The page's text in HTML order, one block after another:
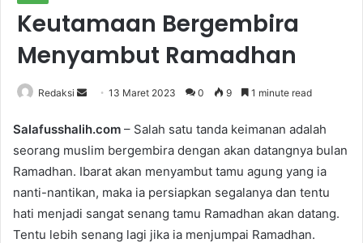
Keutamaan Bergembira
Menyambut Ramadhan
Redaksi
n
d
a
n
e
13 Maret 2023 0 9 1 minute read
Salafusshalih.com – Salah satu tanda keimanan adalah
seorang muslim bergembira dengan akan datangnya bulan
Ramadhan. Ibarat akan menyambut tamu agung yang ia
nanti-nantikan, maka ia persiapkan segalanya dan tentu
hati menjadi sangat senang tamu Ramadhan akan datang.
Tentu lebih senang lagi jika ia menjumpai Ramadhan.